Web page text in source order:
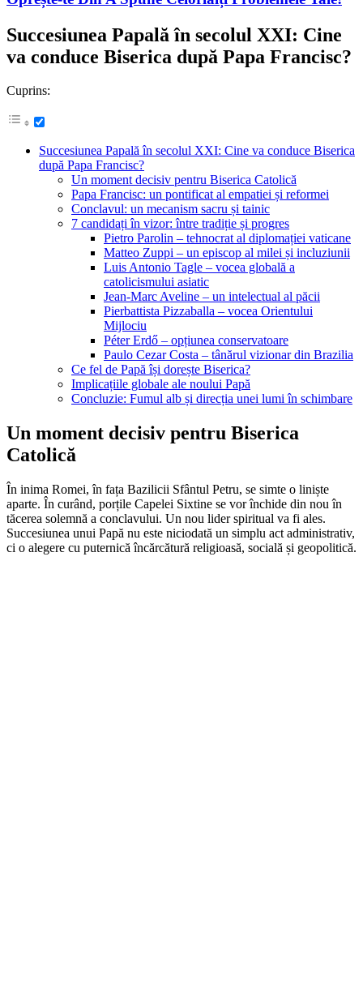
Succesiunea Papală în secolul XXI: Cine
va conduce Biserica după Papa Francisc?
Cuprins:
Succesiunea Papală în secolul XXI: Cine va conduce Biserica
după Papa Francisc?
Un moment decisiv pentru Biserica Catolică
Papa Francisc: un pontificat al empatiei și reformei
Conclavul: un mecanism sacru și tainic
7 candidați în vizor: între tradiție și progres
Pietro Parolin – tehnocrat al diplomației vaticane
Matteo Zuppi – un episcop al milei și incluziunii
Luis Antonio Tagle – vocea globală a
catolicismului asiatic
Jean-Marc Aveline – un intelectual al păcii
Pierbattista Pizzaballa – vocea Orientului
Mijlociu
Péter Erdő – opțiunea conservatoare
Paulo Cezar Costa – tânărul vizionar din Brazilia
Ce fel de Papă își dorește Biserica?
Implicațiile globale ale noului Papă
Concluzie: Fumul alb și direcția unei lumi în schimbare
Un moment decisiv pentru Biserica
Catolică
În inima Romei, în fața Bazilicii Sfântul Petru, se simte o liniște
aparte. În curând, porțile Capelei Sixtine se vor închide din nou în
tăcerea solemnă a conclavului. Un nou lider spiritual va fi ales.
Succesiunea unui Papă nu este niciodată un simplu act administrativ,
ci o alegere cu puternică încărcătură religioasă, socială și geopolitică.